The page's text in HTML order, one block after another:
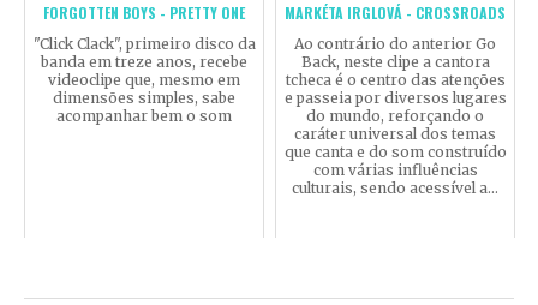
FORGOTTEN BOYS - PRETTY ONE
"Click Clack", primeiro disco da
banda em treze anos, recebe
videoclipe que, mesmo em
dimensões simples, sabe
acompanhar bem o som
MARKÉTA IRGLOVÁ - CROSSROADS
Ao contrário do anterior Go
Back, neste clipe a cantora
tcheca é o centro das atenções
e passeia por diversos lugares
do mundo, reforçando o
caráter universal dos temas
que canta e do som construído
com várias influências
culturais, sendo acessível a...